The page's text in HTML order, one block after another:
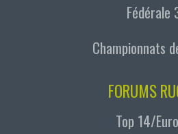
Fédérale
Championnats
FORUMS
Top 14/